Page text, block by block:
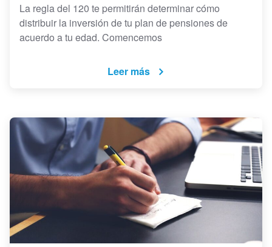
La regla del 120 te permitirán determinar cómo
distribuir la inversión de tu plan de pensiones de
acuerdo a tu edad. Comencemos
Leer más